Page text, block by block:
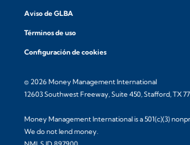
Aviso de GLBA
Términos de uso
Configuración de cookies
© 2026 Money Management International
12603 Southwest Freeway, Suite 450, Stafford, TX
Money Management International is a 501(c)(3)
We do not lend money.